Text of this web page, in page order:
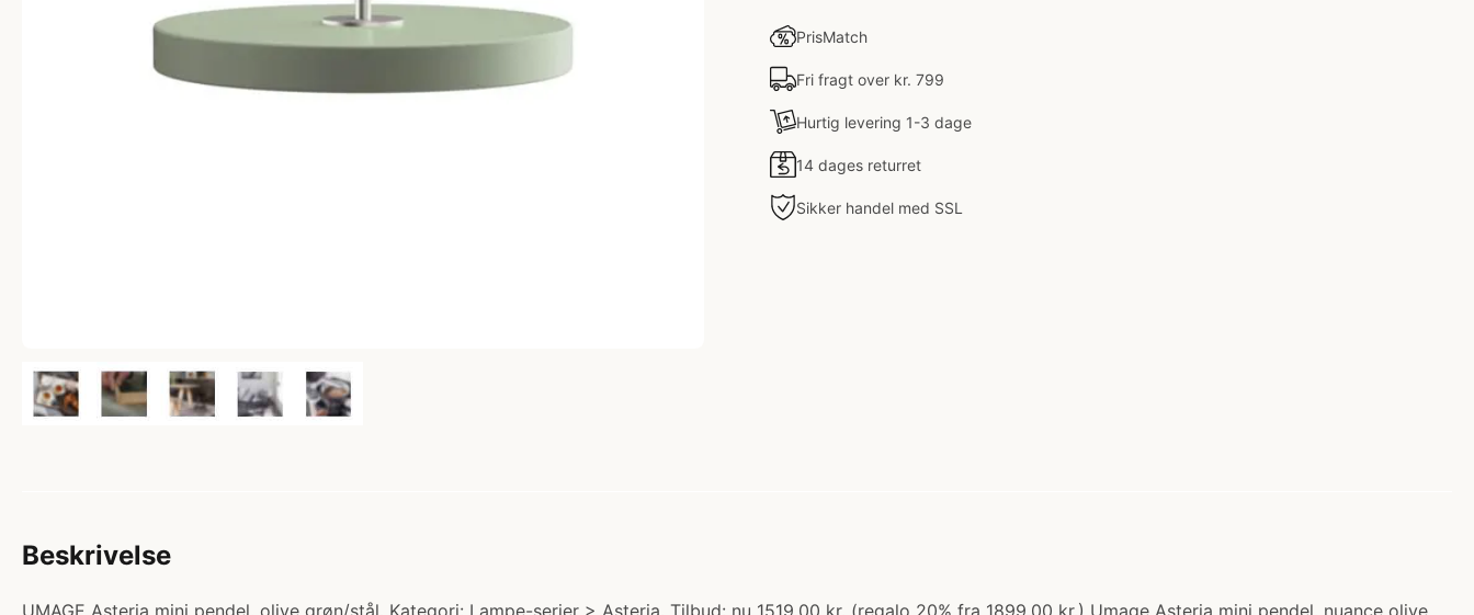
PrisMatch
Fri fragt over kr. 799
Hurtig levering 1-3 dage
14 dages returret
Sikker handel med SSL
Beskrivelse
UMAGE Asteria mini pendel, olive grøn/stål. Kategori: Lampe-serier > Asteria. Tilbud: nu 1519.00 kr. (regalo 20% fra 1899.00 kr.) Umage Asteria mini pendel, nuance olive